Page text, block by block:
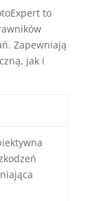
to
Zapewniają
jak i